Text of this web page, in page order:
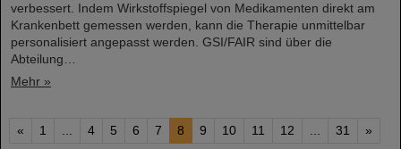
verbessert. Indem Wirkstoffspiegel von Medikamenten direkt am
Krankenbett gemessen werden, kann die Therapie unmittelbar
personalisiert angepasst werden. GSI/FAIR sind über die
Abteilung…
Mehr »
« 1 ... 4 5 6 7 8 9 10 11 12 ... 31 »